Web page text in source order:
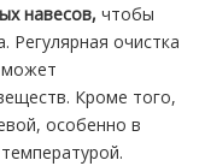
навесов, чтобы
Регулярная очистка
Кроме того,
особенно в